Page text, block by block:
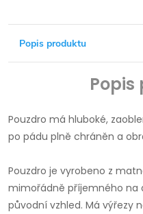
Popis produktu
Pouzdro má hluboké,
po pádu plně chráněn a
Pouzdro je vyrobeno z
mimořádně příjemného na
původní vzhled. Má výřezy